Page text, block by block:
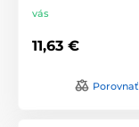
vás
11,63 €
Porovnať